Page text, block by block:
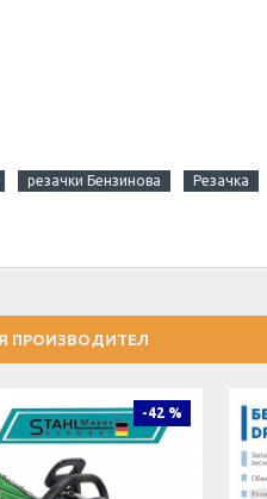
резачки Бензинова Резачка
ПРОИЗВОДИТЕЛ
-42 %